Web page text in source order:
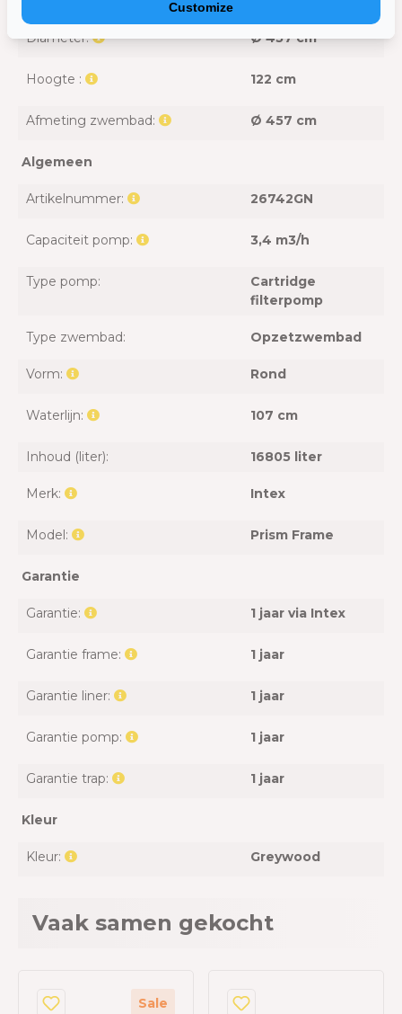
Diameter: Ø 457 cm
Hoogte : 122 cm
Afmeting zwembad: Ø 457 cm
Algemeen
Artikelnummer: 26742GN
Capaciteit pomp: 3,4 m3/h
Type pomp:
Cartridge
filterpomp
Type zwembad: Opzetzwembad
Vorm: Rond
Waterlijn: 107 cm
Inhoud (liter): 16805 liter
Merk: Intex
Model: Prism Frame
Garantie
Garantie: 1 jaar via Intex
Garantie frame: 1 jaar
Garantie liner: 1 jaar
Garantie pomp: 1 jaar
Garantie trap: 1 jaar
Kleur
Kleur: Greywood
Vaak samen gekocht
Sale
Customize